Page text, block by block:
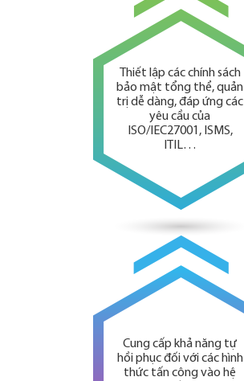
Thiết lập các chính sách
bảo mật tổng thể, quản
trị dễ dàng, đáp ứng các
yêu cầu của
ISO/IEC27001, ISMS,
ITIL…
Cung cấp khả năng tự
hồi phục đối với các hình
thức tấn công vào hệ